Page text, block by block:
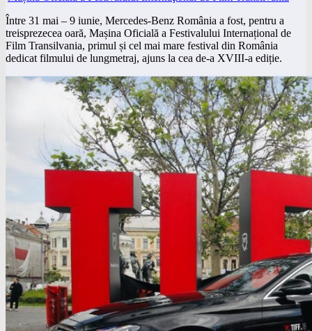
Între 31 mai – 9 iunie, Mercedes-Benz România a fost, pentru a
treisprezecea oară, Mașina Oficială a Festivalului Internațional de
Film Transilvania, primul și cel mai mare festival din România
dedicat filmului de lungmetraj, ajuns la cea de-a XVIII-a ediție.